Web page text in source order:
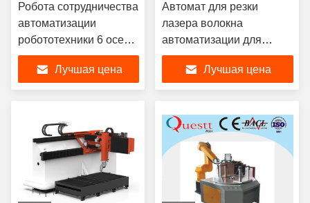
Робота сотрудничества
автоматизации
робототехники 6 осей
длина 924mm руки
касания
промышленного
Лучшая цена
Автомат для резки
лазера волокна
автоматизации для
резца лазера робота 3D
шлема 2KW 3KW
Лучшая цена